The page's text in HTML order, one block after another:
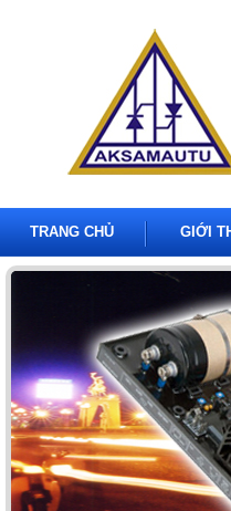
TRANG CHỦ GIỚI